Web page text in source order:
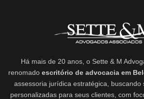
Há mais de 20 anos, o Sette & M
renomado escritório de advocacia em
assessoria jurídica estratégica, buscando
personalizadas para seus clientes, com